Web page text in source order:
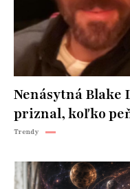
Nenásytná Blake
priznal, koľko
Trendy